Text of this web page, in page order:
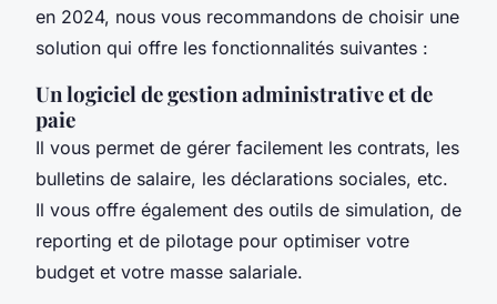
en 2024, nous vous recommandons de choisir une
solution qui offre les fonctionnalités suivantes :
Un logiciel de gestion administrative et de
paie
Il vous permet de gérer facilement les contrats, les
bulletins de salaire, les déclarations sociales, etc.
Il vous offre également des outils de simulation, de
reporting et de pilotage pour optimiser votre
budget et votre masse salariale.